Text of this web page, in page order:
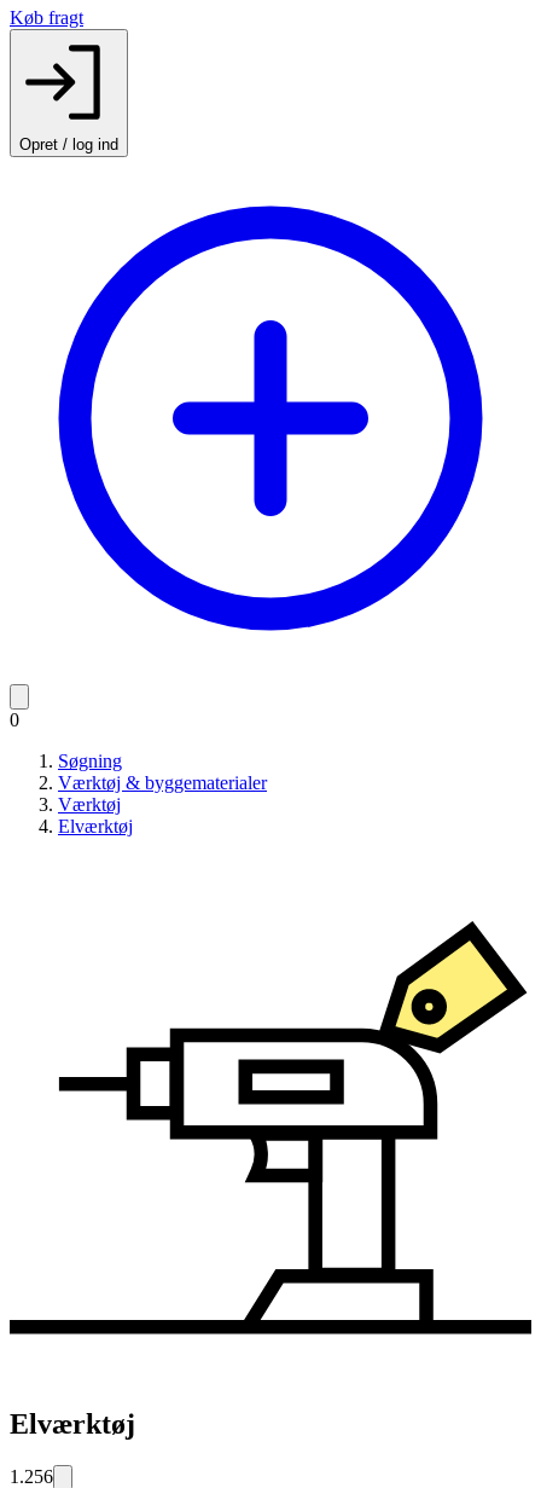
Køb fragt
Opret / log ind
0
Søgning
Værktøj & byggematerialer
Værktøj
Elværktøj
Elværktøj
1.256